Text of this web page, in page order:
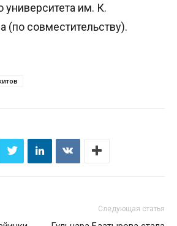
им. К.
(по совместительству).
Следующая статья